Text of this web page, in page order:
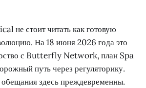
не стоит читать как готовую
На 18 июня 2026 года это
с Butterfly Network, план Spa
путь через регуляторику.
здесь преждевременны.